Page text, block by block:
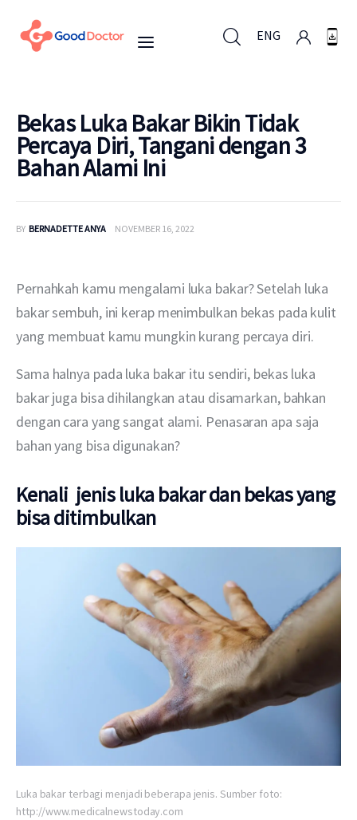
ENG
ENG
Untuk Bisnis
Layanan
Bekas Luka Bakar Bikin Tidak
Percaya Diri, Tangani dengan 3
Bahan Alami Ini
BY BERNADETTE ANYA NOVEMBER 16, 2022
Pernahkah kamu mengalami luka bakar? Setelah luka
bakar sembuh, ini kerap menimbulkan bekas pada kulit
yang membuat kamu mungkin kurang percaya diri.
Sama halnya pada luka bakar itu sendiri, bekas luka
bakar juga bisa dihilangkan atau disamarkan, bahkan
dengan cara yang sangat alami. Penasaran apa saja
bahan yang bisa digunakan?
Kenali jenis luka bakar dan bekas yang
bisa ditimbulkan
Luka bakar terbagi menjadi beberapa jenis. Sumber foto:
http://www.medicalnewstoday.com